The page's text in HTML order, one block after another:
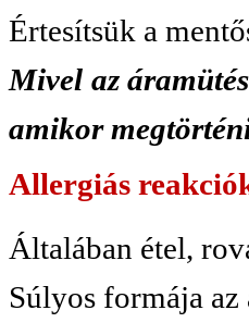
Értesítsük a
Mivel az
amikor
Allergiás
Általában étel,
Súlyos formája